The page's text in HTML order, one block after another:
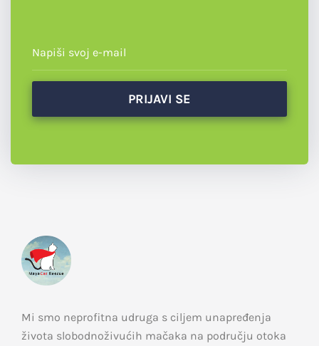
Mi smo neprofitna udruga s ciljem unapređenja
života slobodnoživućih mačaka na području otoka